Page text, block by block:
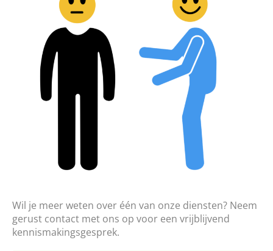
Wil je meer weten over één van onze diensten? Neem
gerust contact met ons op voor een vrijblijvend
kennismakingsgesprek.